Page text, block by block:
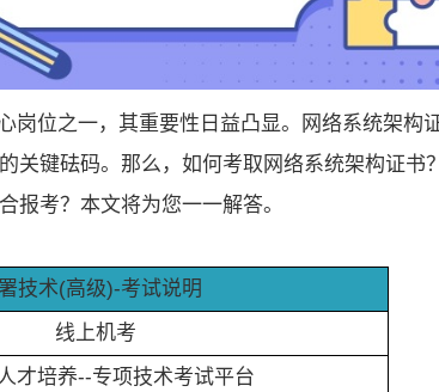
岗位之一，其重要性日益凸显。网络系统架构
关键砝码。那么，如何考取网络系统架构证书
报考？本文将为您一一解答。
技术(高级)-考试说明
线上机考
才培养--专项技术考试平台